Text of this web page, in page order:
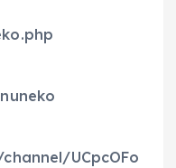
UCpcOFo